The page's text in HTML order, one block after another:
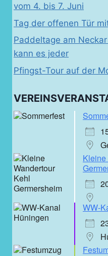
vom 4. bis 7. Juni
Tag der offenen Tür
Paddeltage am
kann es jeder
Pfingst-Tour auf der
Kleine
WW-